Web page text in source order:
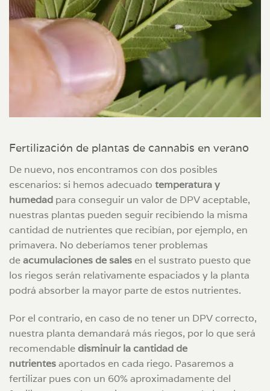
Fertilización de plantas de cannabis en verano
De nuevo, nos encontramos con dos posibles
escenarios: si hemos adecuado temperatura y
humedad para conseguir un valor de DPV aceptable,
nuestras plantas pueden seguir recibiendo la misma
cantidad de nutrientes que recibían, por ejemplo, en
primavera. No deberíamos tener problemas
deacumulaciones de sales en el sustrato puesto que
los riegos serán relativamente espaciados y la planta
podrá absorber la mayor parte de estos nutrientes.
Por el contrario, en caso de no tener un DPV correcto,
nuestra planta demandará más riegos, por lo que será
recomendabledisminuir la cantidad de
nutrientesaportados en cada riego. Pasaremos a
fertilizar pues con un 60% aproximadamente del